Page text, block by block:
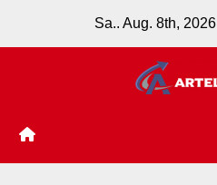
Sa.. Aug. 8th, 2026